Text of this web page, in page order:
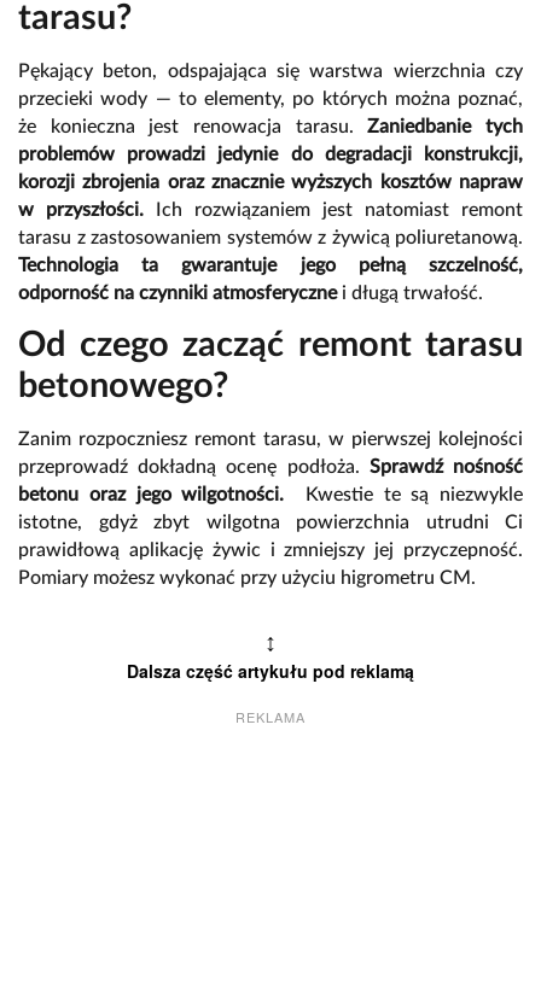
tarasu?
Pękający beton, odspajająca się warstwa wierzchnia czy
przecieki wody — to elementy, po których można poznać,
że konieczna jest renowacja tarasu.Zaniedbanie tych
problemów prowadzi jedynie do degradacji konstrukcji,
korozji zbrojenia oraz znacznie wyższych kosztów napraw
w przyszłości. Ich rozwiązaniem jest natomiast remont
tarasu z zastosowaniem systemów z żywicą poliuretanową.
Technologia ta gwarantuje jego pełną szczelność,
odporność na czynniki atmosferyczne i długą trwałość.
Od czego zacząć remont tarasu
betonowego?
Zanim rozpoczniesz remont tarasu, w pierwszej kolejności
przeprowadź dokładną ocenę podłoża. Sprawdź nośność
betonu oraz jego wilgotności.
Kwestie te są niezwykle
istotne, gdyż zbyt wilgotna powierzchnia utrudni Ci
prawidłową aplikację żywic i zmniejszy jej przyczepność.
Pomiary możesz wykonać przy użyciu higrometru CM.
↕
Dalsza część artykułu pod reklamą
REKLAMA